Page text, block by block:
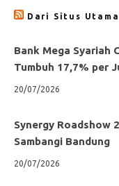
Dari Situs Utama
Bank Mega Syariah
Tumbuh 17,7% per
20/07/2026
Synergy Roadshow
Sambangi Bandung
20/07/2026